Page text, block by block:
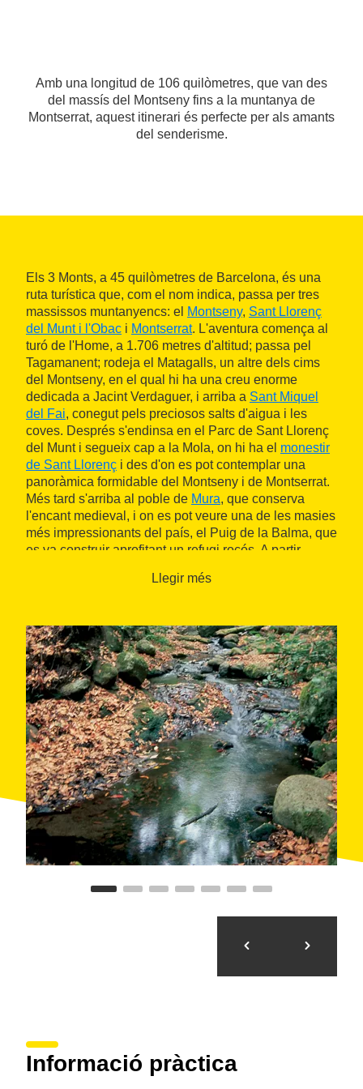
Amb una longitud de 106 quilòmetres, que van des
del massís del Montseny fins a la muntanya de
Montserrat, aquest itinerari és perfecte per als amants
del senderisme.
Els 3 Monts, a 45 quilòmetres de Barcelona, és una
ruta turística que, com el nom indica, passa per tres
massissos muntanyencs: el Montseny, Sant Llorenç
del Munt i l'Obac i Montserrat. L'aventura comença al
turó de l'Home, a 1.706 metres d'altitud; passa pel
Tagamanent; rodeja el Matagalls, un altre dels cims
del Montseny, en el qual hi ha una creu enorme
dedicada a Jacint Verdaguer, i arriba a Sant Miquel
del Fai, conegut pels preciosos salts d'aigua i les
coves. Després s'endinsa en el Parc de Sant Llorenç
del Munt i segueix cap a la Mola, on hi ha el monestir
de Sant Llorenç i des d'on es pot contemplar una
panoràmica formidable del Montseny i de Montserrat.
Més tard s'arriba al poble de Mura, que conserva
l'encant medieval, i on es pot veure una de les masies
més impressionants del país, el Puig de la Balma, que
es va construir aprofitant un refugi rocós. A partir
conserva restes de l'època romana, Monistrol, situat
muntanya de la patrona de Catalunya, on hi ha el
monestir benedictí i labasílica de Montserrat.
A peu
La ruta d'Els 3 Monts ofereix moltes possibilitats. Es
pot fer a peu, sencera o, simplement, completant-ne
alguna etapa. A més, és recomanable combinar la ruta
amb activitats de turisme ornitològic, cultural, històric i
gastronòmic.
Llegir més
Informació pràctica